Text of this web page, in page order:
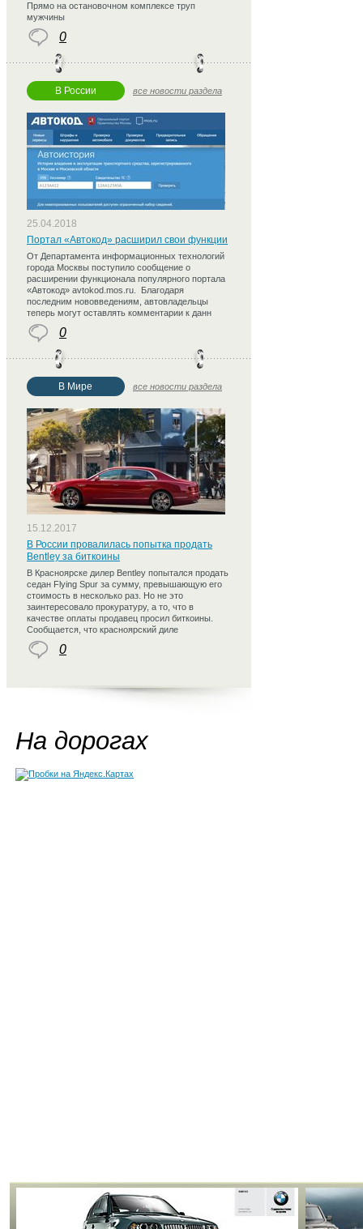
Прямо на остановочном комплексе труп
мужчины
0
В России все новости раздела
25.04.2018
Портал «Автокод» расширил свои функции
От Департамента информационных технологий
города Москвы поступило сообщение о
расширении функционала популярного портала
«Автокод» avtokod.mos.ru. Благодаря
последним нововведениям, автовладельцы
теперь могут оставлять комментарии к данн
0
В Мире все новости раздела
15.12.2017
В России провалилась попытка продать
Bentley за биткоины
В Красноярске дилер Bentley попытался продать
седан Flying Spur за сумму, превышающую его
стоимость в несколько раз. Но не это
заинтересовало прокуратуру, а то, что в
качестве оплаты продавец просил биткоины.
Сообщается, что красноярский диле
0
На дорогах